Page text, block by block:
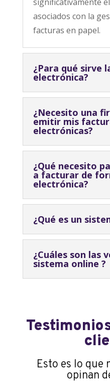
asociados con la
facturas en papel.
¿Para qué sirve
electrónica?
¿Necesito una
emitir mis
electrónicas?
¿Qué necesito
a facturar de
electrónica?
¿Qué es un
¿Cuáles son las
sistema online ?
Esto es lo que
opinan